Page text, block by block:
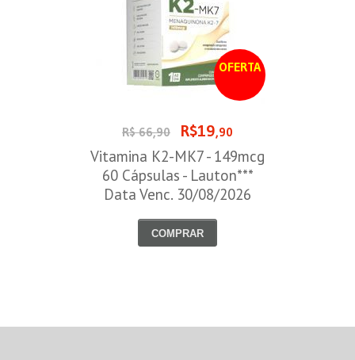
OFERTA
R$ 66,90 R$19,90
Vitamina K2-MK7 - 149mcg
60 Cápsulas - Lauton***
Data Venc. 30/08/2026
COMPRAR